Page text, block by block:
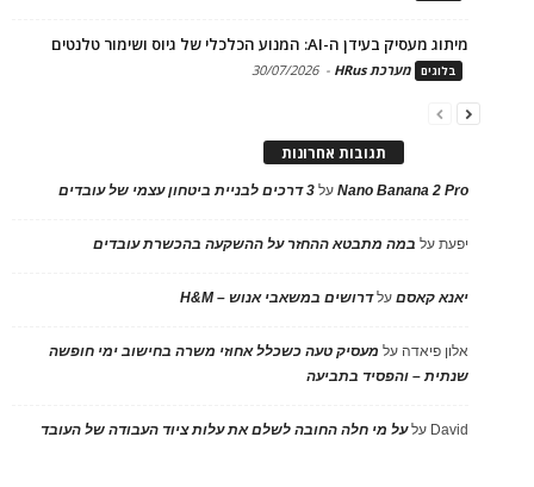
מיתוג מעסיק בעידן ה-AI: המנוע הכלכלי של גיוס ושימור טלנטים
בלוגים מערכת HRus -
30/07/2026
תגובות אחרונות
Nano Banana 2 Proעל 3 דרכים לבניית ביטחון עצמי של עובדים
יפעתעל במה מתבטא ההחזר על ההשקעה בהכשרת עובדים
יאנא קאסםעלדרושים במשאבי אנוש – H&M
אלון פיאדה על מעסיק טעה כשכלל אחוזי משרה בחישוב ימי חופשה
שנתית – והפסיד בתביעה
David עלעל מי חלה החובה לשלם את עלות ציוד העבודה של העובד